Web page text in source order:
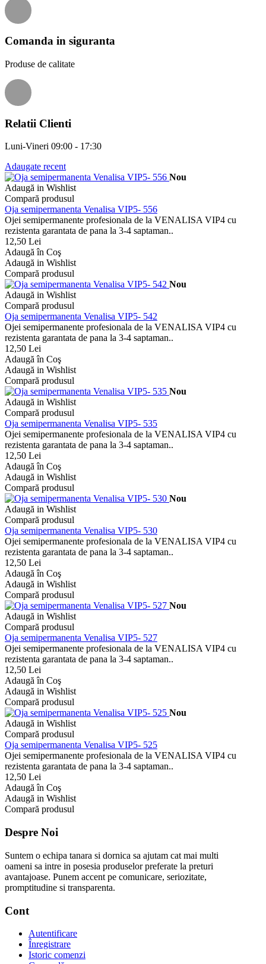
Comanda in siguranta
Produse de calitate
Relatii Clienti
Luni-Vineri 09:00 - 17:30
Adaugate recent
Nou
Adaugă in Wishlist
Compară produsul
Oja semipermanenta Venalisa VIP5- 556
Ojei semipermanente profesionala de la VENALISA VIP4 cu
rezistenta garantata de pana la 3-4 saptaman..
12,50 Lei
Adaugă în Coş
Adaugă in Wishlist
Compară produsul
Nou
Adaugă in Wishlist
Compară produsul
Oja semipermanenta Venalisa VIP5- 542
Ojei semipermanente profesionala de la VENALISA VIP4 cu
rezistenta garantata de pana la 3-4 saptaman..
12,50 Lei
Adaugă în Coş
Adaugă in Wishlist
Compară produsul
Nou
Adaugă in Wishlist
Compară produsul
Oja semipermanenta Venalisa VIP5- 535
Ojei semipermanente profesionala de la VENALISA VIP4 cu
rezistenta garantata de pana la 3-4 saptaman..
12,50 Lei
Adaugă în Coş
Adaugă in Wishlist
Compară produsul
Nou
Adaugă in Wishlist
Compară produsul
Oja semipermanenta Venalisa VIP5- 530
Ojei semipermanente profesionala de la VENALISA VIP4 cu
rezistenta garantata de pana la 3-4 saptaman..
12,50 Lei
Adaugă în Coş
Adaugă in Wishlist
Compară produsul
Nou
Adaugă in Wishlist
Compară produsul
Oja semipermanenta Venalisa VIP5- 527
Ojei semipermanente profesionala de la VENALISA VIP4 cu
rezistenta garantata de pana la 3-4 saptaman..
12,50 Lei
Adaugă în Coş
Adaugă in Wishlist
Compară produsul
Nou
Adaugă in Wishlist
Compară produsul
Oja semipermanenta Venalisa VIP5- 525
Ojei semipermanente profesionala de la VENALISA VIP4 cu
rezistenta garantata de pana la 3-4 saptaman..
12,50 Lei
Adaugă în Coş
Adaugă in Wishlist
Compară produsul
Despre Noi
Suntem o echipa tanara si dornica sa ajutam cat mai multi
oameni sa intre in posesia produselor preferate la preturi
avantajoase. Punem accent pe comunicare, seriozitate,
promptitudine si transparenta.
Cont
Autentificare
Înregistrare
Istoric comenzi